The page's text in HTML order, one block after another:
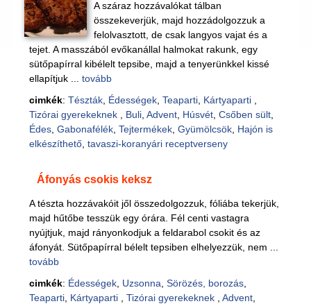
A száraz hozzávalókat tálban
összekeverjük, majd hozzádolgozzuk a
felolvasztott, de csak langyos vajat és a
tejet. A masszából evőkanállal halmokat rakunk, egy
sütőpapírral kibélelt tepsibe, majd a tenyerünkkel kissé
ellapítjuk ... tovább
cimkék: Tészták, Édességek, Teaparti, Kártyaparti
Tizórai gyerekeknek
Buli, Advent, Húsvét, Csőben sült,
Édes, Gabonafélék, Tejtermékek, Gyümölcsök, Hajón is
elkészíthető, tavaszi-koranyári receptverseny
Áfonyás csokis keksz
A tészta hozzávakóit jől összedolgozzuk, fóliába tekerjük,
majd hűtőbe tesszük egy órára. Fél centi vastagra
nyújtjuk, majd rányonkodjuk a feldarabol csokit és az
áfonyát. Sütőpapírral bélelt tepsiben elhelyezzük, nem ...
tovább
cimkék: Édességek, Uzsonna Sörözés, borozás,
Teaparti, Kártyaparti Tizórai gyerekeknek Advent,